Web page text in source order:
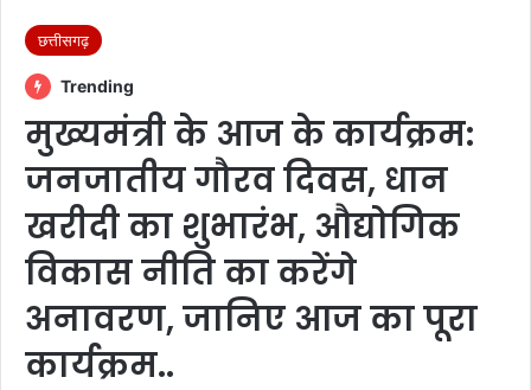
छत्तीसगढ़
Trending
मुख्यमंत्री के आज के कार्यक्रम:
जनजातीय गौरव दिवस, धान
खरीदी का शुभारंभ, औद्योगिक
विकास नीति का करेंगे
अनावरण, जानिए आज का पूरा
कार्यक्रम..